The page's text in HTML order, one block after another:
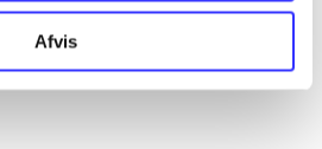
Afvis